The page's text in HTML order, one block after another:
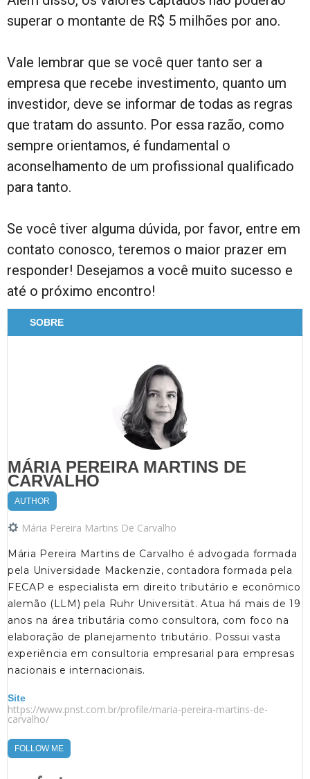
superar o montante de R$ 5 milhões por ano.
Vale lembrar que se você quer tanto ser a
empresa que recebe investimento, quanto um
investidor, deve se informar de todas as regras
que tratam do assunto. Por essa razão, como
sempre orientamos, é fundamental o
aconselhamento de um profissional qualificado
para tanto.
Se você tiver alguma dúvida, por favor, entre em
contato conosco, teremos o maior prazer em
responder! Desejamos a você muito sucesso e
até o próximo encontro!
SOBRE
MÁRIA PEREIRA MARTINS DE
CARVALHO
AUTHOR
Mária Pereira Martins De Carvalho
Mária Pereira Martins de Carvalho é advogada formada
pela Universidade Mackenzie, contadora formada pela
FECAP e especialista em direito tributário e econômico
alemão (LLM) pela Ruhr Universität. Atua há mais de 19
anos na área tributária como consultora, com foco na
elaboração de planejamento tributário. Possui vasta
experiência em consultoria empresarial para empresas
nacionais e internacionais.
Site
https://www.pnst.com.br/profile/maria-pereira-martins-de-
carvalho/
FOLLOW ME